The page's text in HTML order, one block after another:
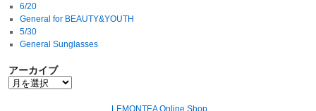
6/20
General for BEAUTY&YOUTH
5/30
General Sunglasses
アーカイブ